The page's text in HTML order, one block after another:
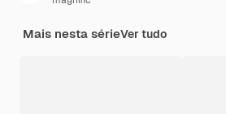
Mais nesta sérieVer tudo